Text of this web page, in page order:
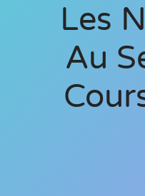
Les
Au